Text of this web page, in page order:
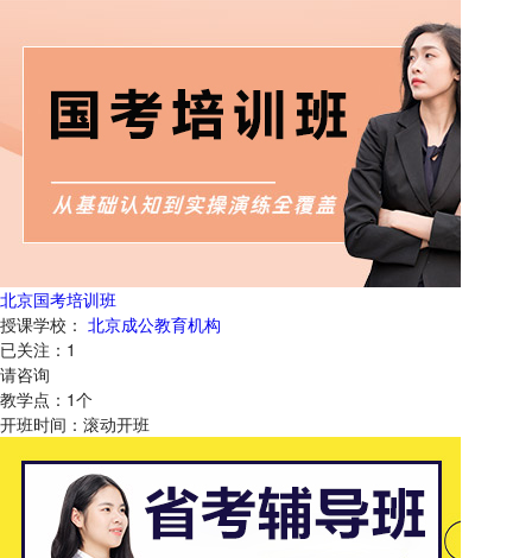
北京国考培训班
授课学校： 北京成公教育机构
已关注： 1
请咨询
教学点： 1个
开班时间： 滚动开班